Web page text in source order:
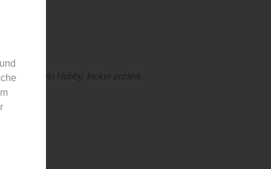
um dein Hobby, locker erzählt.